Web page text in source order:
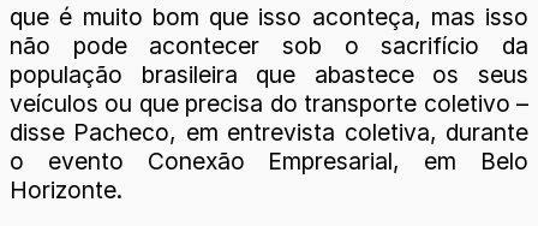
que é muito bom que isso aconteça, mas isso
não pode acontecer sob o sacrifício da
população brasileira que abastece os seus
veículos ou que precisa do transporte coletivo –
disse Pacheco, em entrevista coletiva, durante
o evento Conexão Empresarial, em Belo
Horizonte.